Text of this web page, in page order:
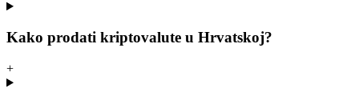
Kako prodati kriptovalute u Hrvatskoj?
+